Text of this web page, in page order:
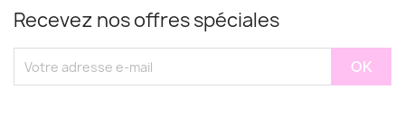
Recevez nos offres spéciales